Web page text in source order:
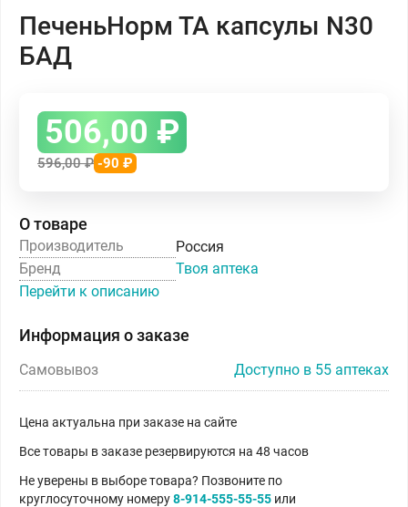
ПеченьНорм ТА капсулы N30
БАД
506,00 ₽
596,00₽ -90 ₽
О товаре
Производитель
Россия
Бренд
Твоя аптека
Перейти к описанию
Информация о заказе
Самовывоз Доступно в 55 аптеках
Цена актуальна при заказе на сайте
Все товары в заказе резервируются на 48 часов
Не уверены в выборе товара? Позвоните по
круглосуточному номеру8-914-555-55-55 или